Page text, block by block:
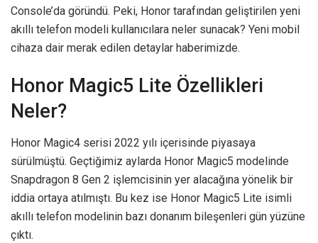
Console’da göründü. Peki, Honor tarafından geliştirilen yeni
akıllı telefon modeli kullanıcılara neler sunacak? Yeni mobil
cihaza dair merak edilen detaylar haberimizde.
Honor Magic5 Lite Özellikleri
Neler?
Honor Magic4 serisi 2022 yılı içerisinde piyasaya
sürülmüştü. Geçtiğimiz aylarda Honor Magic5 modelinde
Snapdragon 8 Gen 2 işlemcisinin yer alacağına yönelik bir
iddia ortaya atılmıştı. Bu kez ise Honor Magic5 Lite isimli
akıllı telefon modelinin bazı donanım bileşenleri gün yüzüne
çıktı.